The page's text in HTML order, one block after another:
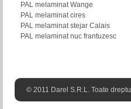
PAL melaminat Wange
PAL melaminat cires
PAL melaminat stejar Calais
PAL melaminat nuc frantuzesc
© 2011 Darel S.R.L. Toate